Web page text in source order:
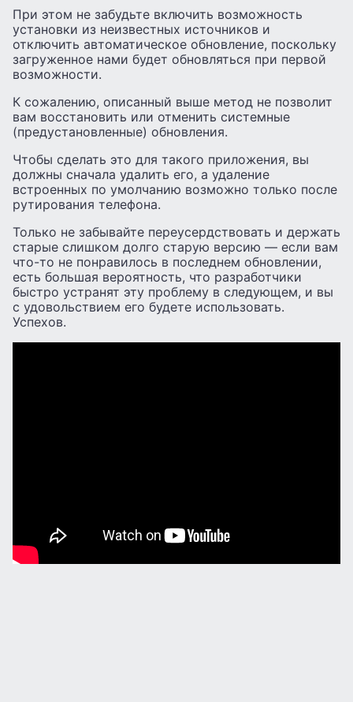
При этом не забудьте включить возможность
установки из неизвестных источников и
отключить автоматическое обновление, поскольку
загруженное нами будет обновляться при первой
возможности.
К сожалению, описанный выше метод не позволит
вам восстановить или отменить системные
(предустановленные) обновления.
Чтобы сделать это для такого приложения, вы
должны сначала удалить его, а удаление
встроенных по умолчанию возможно только после
рутирования телефона.
Только не забывайте переусердствовать и держать
старые слишком долго старую версию — если вам
что-то не понравилось в последнем обновлении,
есть большая вероятность, что разработчики
быстро устранят эту проблему в следующем, и вы
с удовольствием его будете использовать.
Успехов.